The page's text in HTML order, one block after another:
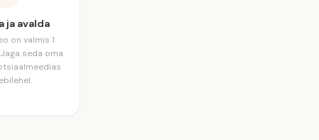
ja avalda
on valmis 1
seda oma